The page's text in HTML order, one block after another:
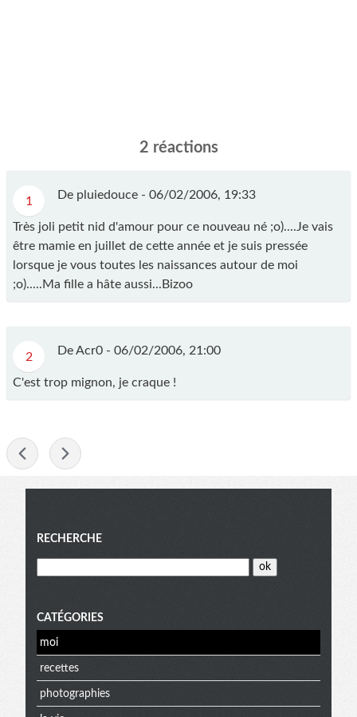
2 réactions
1 De pluiedouce - 06/02/2006, 19:33
Très joli petit nid d'amour pour ce nouveau né ;o)....Je vais
être mamie en juillet de cette année et je suis pressée
lorsque je vous toutes les naissances autour de moi
;o).....Ma fille a hâte aussi...Bizoo
2 De Acr0 - 06/02/2006, 21:00
C'est trop mignon, je craque !
Menu
RECHERCHE
CATÉGORIES
moi
recettes
photographies